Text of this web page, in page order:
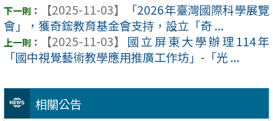
相關公告
【2025-11-03】
「2026年臺灣國際科學展覽
會」，獲奇鋐教育基金會支持，設立「奇 ...
【2025-11-03】
國立屏東大學辦理114年
「國中視覺藝術教學應用推廣工作坊」-「光 ...